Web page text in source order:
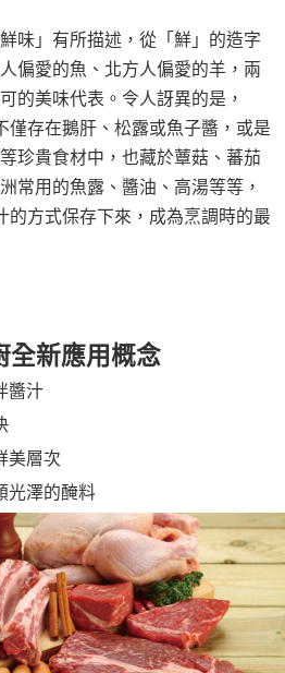
味」有所描述，從「鮮」的造字
偏愛的魚、北方人偏愛的羊，兩
的美味代表。令人訝異的是，
存在鵝肝、松露或魚子醬，或是
珍貴食材中，也藏於蕈菇、蕃茄
常用的魚露、醬油、高湯等等，
方式保存下來，成為烹調時的最
新應用概念
醬汁
美層次
光澤的醃料